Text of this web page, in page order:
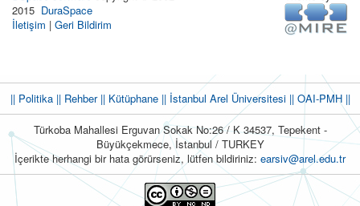
2015 DuraSpace
İletişim | Geri Bildirim
|| Politika|| Rehber|| Kütüphane|| İstanbul Arel Üniversitesi ||OAI-PMH ||
Türkoba Mahallesi Erguvan Sokak No:26 / K 34537, Tepekent -
Büyükçekmece, İstanbul / TURKEY
İçerikte herhangi bir hata görürseniz, lütfen bildiriniz: earsiv@arel.edu.tr